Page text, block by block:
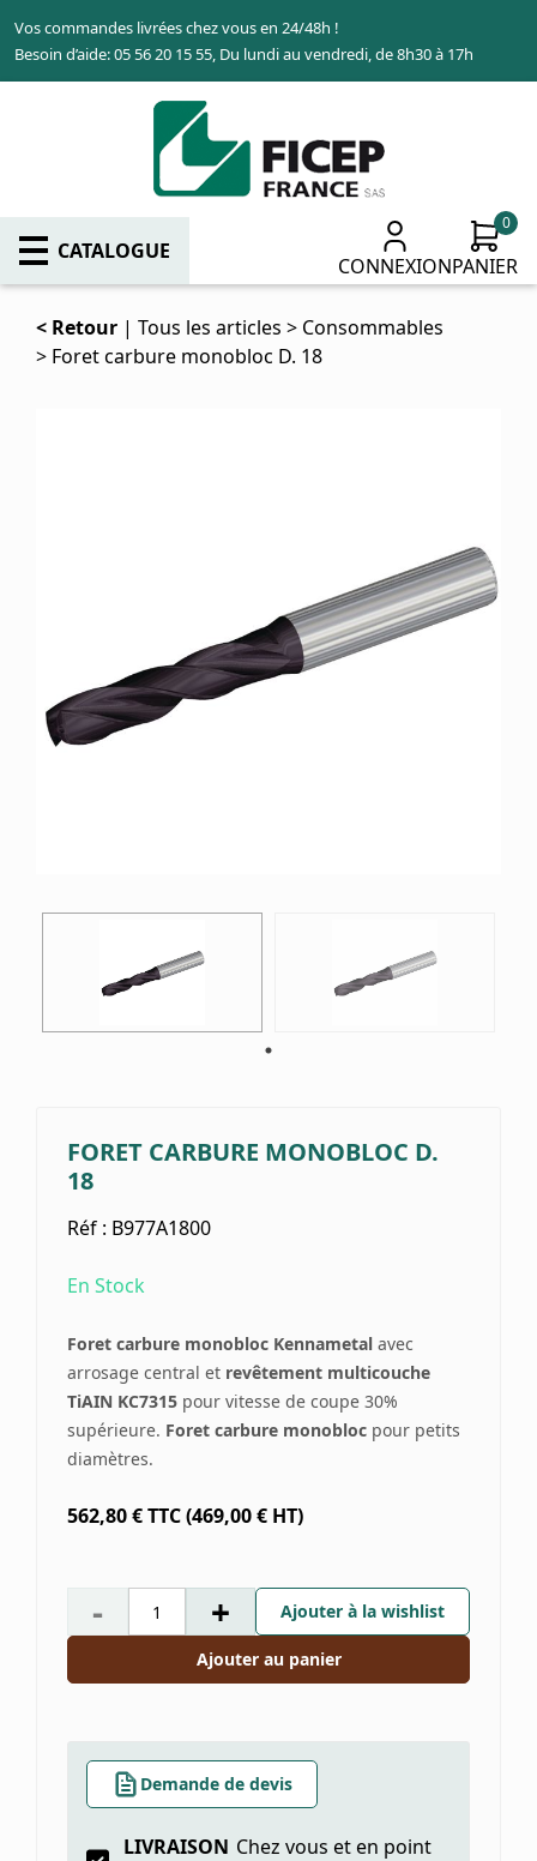
au
Vos commandes livrées chez vous en 24/48h !
Besoin d’aide: 05 56 20 15 55, Du lundi au vendredi, de 8h30 à 17h
CATALOGUE
CONNEXION
0
PANIER
Retour Tous les articles
Consommables
Foret carbure monobloc D. 18
FORET CARBURE MONOBLOC D.
18
Réf : B977A1800
En Stock
Foret carbure monobloc Kennametal avec
arrosage central et revêtement multicouche
TiAIN KC7315 pour vitesse de coupe 30%
supérieure. Foret carbure monobloc pour petits
diamètres.
562,80€ TTC(469,00€ HT)
- +
Ajouter au panier
Ajouter à la wishlist
Demande de devis
LIVRAISON Chez vous et en point